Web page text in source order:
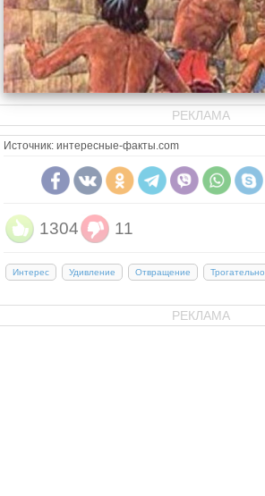
РЕКЛАМА
Источник: интересные-факты.com
1304 11
Интерес Удивление Отвращение Трогательно
РЕКЛАМА